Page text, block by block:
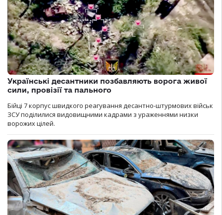
Українські десантники позбавляють ворога живої
сили, провізії та пального
Бійці 7 корпус швидкого реагування десантно-штурмових військ
ЗСУ поділилися видовищними кадрами з ураженнями низки
ворожих цілей.